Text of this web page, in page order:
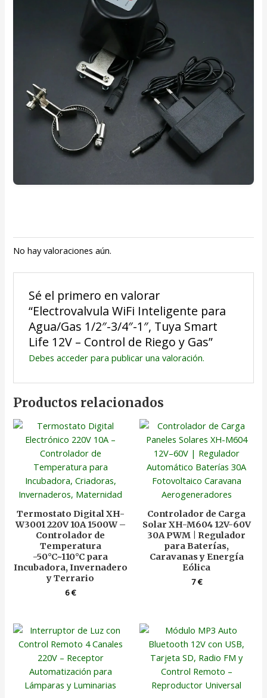
No hay valoraciones aún.
Sé el primero en valorar
“Electrovalvula WiFi Inteligente para
Agua/Gas 1/2″-3/4″-1″, Tuya Smart
Life 12V – Control de Riego y Gas”
Debes accederpara publicar una valoración.
Productos relacionados
Termostato Digital XH-
W3001 220V 10A 1500W –
Controlador de
Temperatura
-50°C~110°C para
Incubadora, Invernadero
y Terrario
6€
Controlador de Carga
Solar XH-M604 12V-60V
30A PWM | Regulador
para Baterías,
Caravanas y Energía
Eólica
7€